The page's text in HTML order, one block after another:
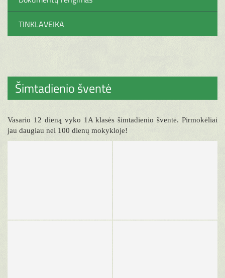
TINKLAVEIKA
Šimtadienio šventė
Vasario 12 dieną vyko 1A klasės šimtadienio šventė. Pirmokėliai
jau daugiau nei 100 dienų mokykloje!